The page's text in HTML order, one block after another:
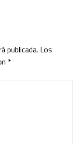
publicada. Los
*